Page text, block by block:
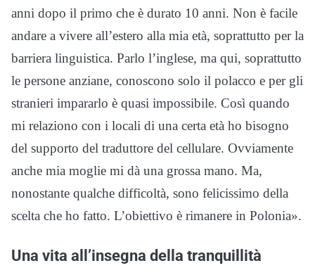
anni dopo il primo che è durato 10 anni. Non è facile
andare a vivere all’estero alla mia età, soprattutto per la
barriera linguistica. Parlo l’inglese, ma qui, soprattutto
le persone anziane, conoscono solo il polacco e per gli
stranieri impararlo è quasi impossibile. Così quando
mi relaziono con i locali di una certa età ho bisogno
del supporto del traduttore del cellulare. Ovviamente
anche mia moglie mi dà una grossa mano. Ma,
nonostante qualche difficoltà, sono felicissimo della
scelta che ho fatto. L’obiettivo è rimanere in Polonia».
Una vita all’insegna della tranquillità